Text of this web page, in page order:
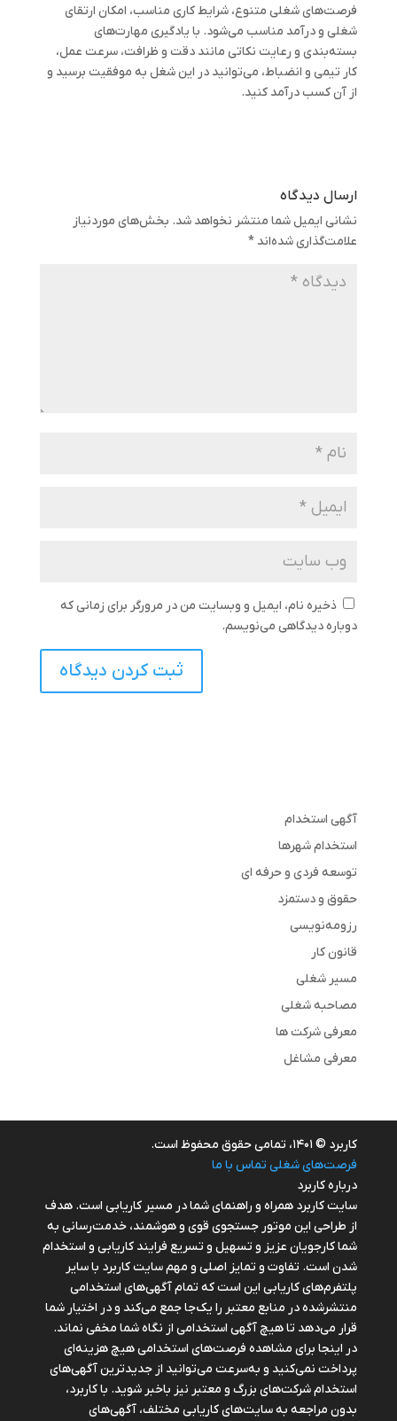
فرصت‌های شغلی متنوع، شرایط کاری مناسب، امکان ارتقای
شغلی و درآمد مناسب می‌شود. با یادگیری مهارت‌های
بسته‌بندی و رعایت نکاتی مانند دقت و ظرافت، سرعت عمل،
کار تیمی و انضباط، می‌توانید در این شغل به موفقیت برسید و
از آن کسب درآمد کنید.
ارسال دیدگاه
نشانی ایمیل شما منتشر نخواهد شد. بخش‌های موردنیاز
علامت‌گذاری شده‌اند *
ذخیره نام، ایمیل و وبسایت من در مرورگر برای زمانی که
دوباره دیدگاهی می‌نویسم.
آگهی استخدام
استخدام شهرها
توسعه فردی و حرفه ای
حقوق و دستمزد
رزومه‌نویسی
قانون کار
مسیر شغلی
مصاحبه شغلی
معرفی شرکت ها
معرفی مشاغل
کاربرد © ۱۴۰۱، تمامی حقوق محفوظ است.
فرصت‌های شغلی تماس با ما
درباره کاربرد
سایت کاربرد همراه و راهنمای شما در مسیر کاریابی است. هدف
از طراحی این موتور جستجوی قوی و هوشمند، خدمت‌رسانی به
شما کارجویان عزیز و تسهیل و تسریع فرایند کاریابی و استخدام
شدن است. تفاوت و تمایز اصلی و مهم سایت کاربرد با سایر
پلتفرم‌های کاریابی این است که تمام آگهی‌های استخدامی
منتشرشده در منابع معتبر را یک‌‌جا جمع می‌کند و در اختیار شما
قرار می‌‌‌دهد تا هیچ آگهی استخدامی از نگاه شما مخفی نماند.
در اینجا برای مشاهده فرصت‌های استخدامی هیچ هزینه‌ای
پرداخت نمی‌کنید و به‌سرعت می‌توانید از جدیدترین آگهی‌های
استخدام شرکت‌های بزرگ و معتبر نیز باخبر شوید. با کاربرد،
بدون مراجعه به سایت‌های کاریابی مختلف، آگهی‌های